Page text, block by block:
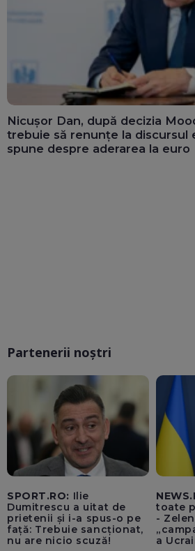
Nicușor Dan, după decizia
trebuie să renunțe la discursul
spune despre aderarea la euro
Partenerii noștri
SPORT.RO: Ilie
Dumitrescu a uitat de
prietenii și i-a spus-o pe
față: Trebuie sancționat,
nu are nicio scuză!
toate
-
a